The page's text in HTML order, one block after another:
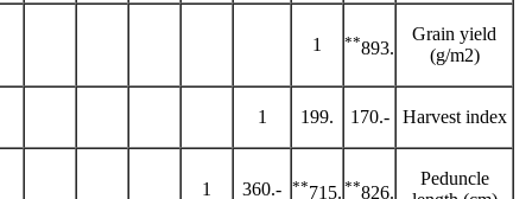
Grain yield
(g/m2)
.893
**
1
Harvest index
-.170
.199
1
Peduncle
.826
**
.715
**
-.360
1